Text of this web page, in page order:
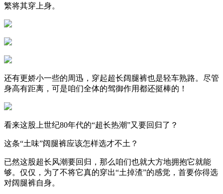
繁将其穿上身。
还有更娇小一些的周迅，穿起超长阔腿裤也是轻车熟路。尽管
身高有距离，可是咱们全体的驾御作用都还挺棒的！
看来这股上世纪80年代的“超长热潮”又要回归了？
这条“土味”阔腿裤应该怎样选才不土？
已然这股超长风潮要回归，那么咱们也就大方地拥抱它就能
够。仅仅，为了不将它真的穿出“土掉渣”的感觉，首要你得选
对阔腿裤自身。